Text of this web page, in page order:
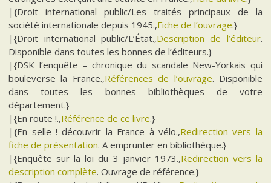
|{Droit international public/Les traités principaux de la
société internationale depuis 1945.,Fiche de l’ouvrage.}
|{Droit international public/L’État.,Description de l’éditeur.
Disponible dans toutes les bonnes de l’éditeurs.}
|{DSK l’enquête – chronique du scandale New-Yorkais qui
bouleverse la France.,Références de l’ouvrage. Disponible
dans toutes les bonnes bibliothèques de votre
département.}
|{En route !.,Référence de ce livre.}
|{En selle ! découvrir la France à vélo.,Redirection vers la
fiche de présentation. A emprunter en bibliothèque.}
|{Enquête sur la loi du 3 janvier 1973.,Redirection vers la
description complète. Ouvrage de référence.}